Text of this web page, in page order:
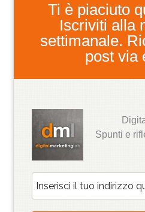
Ti è piaciuto
Iscriviti alla
settimanale.
post via
Spunti e